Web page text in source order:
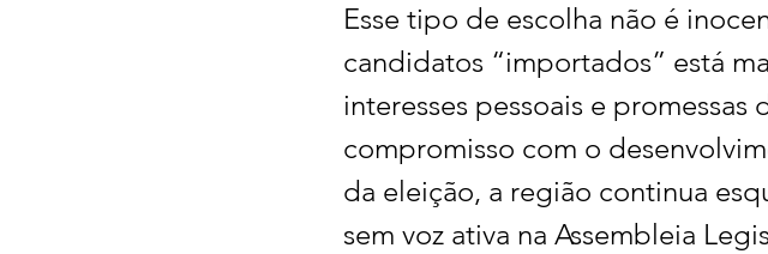
Esse tipo de escolha não é
candidatos “importados” está
interesses pessoais e
compromisso com o
da eleição, a região continua
sem voz ativa na Assembleia